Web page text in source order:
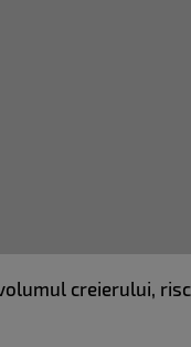
creierului,